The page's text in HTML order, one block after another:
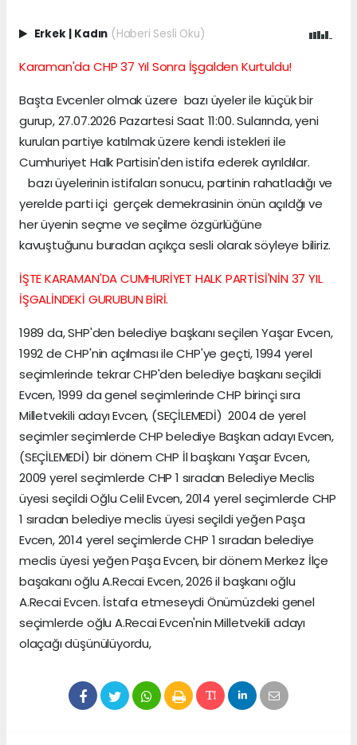
Erkek | Kadın (Haberi Sesli Oku)
Karaman'da CHP 37 Yıl Sonra İşgalden Kurtuldu!
Başta Evcenler olmak üzere bazı üyeler ile küçük bir
gurup, 27.07.2026 Pazartesi Saat 11:00. Sularında, yeni
kurulan partiye katılmak üzere kendi istekleri ile
Cumhuriyet Halk Partisin'den istifa ederek ayrıldılar.
bazı üyelerinin istifaları sonucu, partinin rahatladığı ve
yerelde parti içi gerçek demekrasinin önün açıldğı ve
her üyenin seçme ve seçilme özgürlüğüne
kavuştuğunu buradan açıkça sesli olarak söyleye biliriz.
İŞTE KARAMAN'DA CUMHURİYET HALK PARTİSİ'NİN 37 YIL
İŞGALİNDEKİ GURUBUN BİRİ.
1989 da, SHP'den belediye başkanı seçilen Yaşar Evcen,
1992 de CHP'nin açılması ile CHP'ye geçti, 1994 yerel
seçimlerinde tekrar CHP'den belediye başkanı seçildi
Evcen, 1999 da genel seçimlerinde CHP birinçi sıra
Milletvekili adayı Evcen, (SEÇİLEMEDİ) 2004 de yerel
seçimler seçimlerde CHP belediye Başkan adayı Evcen,
(SEÇİLEMEDİ) bir dönem CHP İl başkanı Yaşar Evcen,
2009 yerel seçimlerde CHP 1 sıradan Belediye Meclis
üyesi seçildi Oğlu Celil Evcen, 2014 yerel seçimlerde CHP
1 sıradan belediye meclis üyesi seçildi yeğen Paşa
Evcen, 2014 yerel seçimlerde CHP 1 sıradan belediye
meclis üyesi yeğen Paşa Evcen, bir dönem Merkez İlçe
başakanı oğlu A.Recai Evcen, 2026 il başkanı oğlu
A.Recai Evcen. İstafa etmeseydi Önümüzdeki genel
seçimlerde oğlu A.Recai Evcen'nin Milletvekili adayı
olaçağı düşünülüyordu,